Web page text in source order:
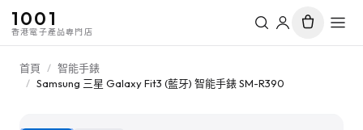
1001
香港電子產品專門店
首頁 / 智能手錶
/ Samsung 三星 Galaxy Fit3 (藍牙) 智能手錶 SM-R390